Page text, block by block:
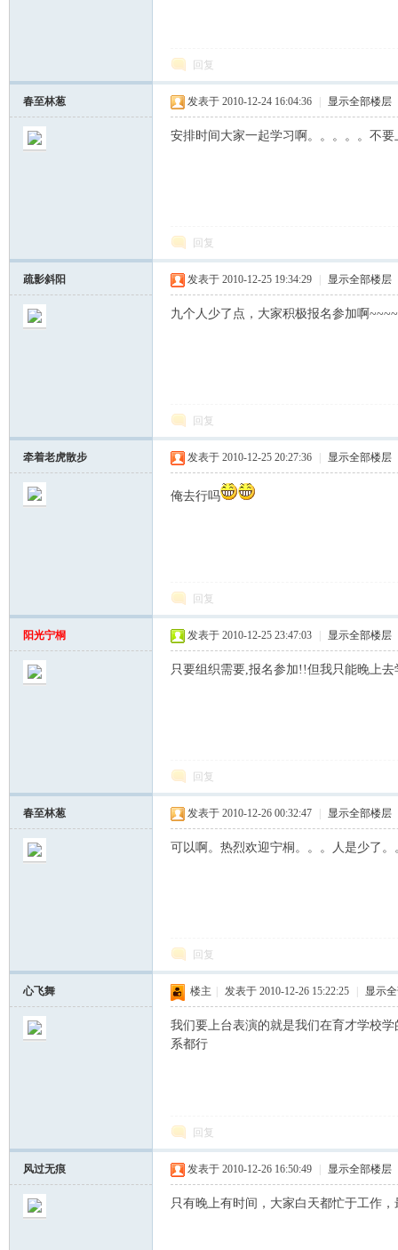
回复
春至林葱 发表于 2010-12-24 16:04:36 显示全部楼层
安排时间大家一起学习啊。。。。。不
回复
疏影斜阳 发表于 2010-12-25 19:34:29 显示全部楼层
九个人少了点，大家积极报名参加啊
回复
牵着老虎散步 发表于 2010-12-25 20:27:36 显示全部楼层
俺去行吗
回复
阳光宁桐 发表于 2010-12-25 23:47:03 显示全部楼层
只要组织需要,报名参加!!但我只能晚上
回复
春至林葱 发表于 2010-12-26 00:32:47 显示全部楼层
可以啊。热烈欢迎宁桐。。。人是少了
回复
心飞舞 楼主 发表于 2010-12-26 15:22:25 显示
我们要上台表演的就是我们在育才学校
系都行
回复
风过无痕 发表于 2010-12-26 16:50:49 显示全部楼层
只有晚上有时间，大家白天都忙于工作